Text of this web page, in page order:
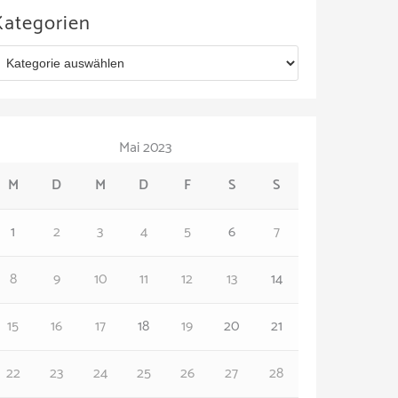
Mai 2023
M
D M D F S
S
1
2 3 4 5 6
7
8
9 10 11 12 13
14
15
16 17 18 19 20
21
22
23 24 25 26 27
28